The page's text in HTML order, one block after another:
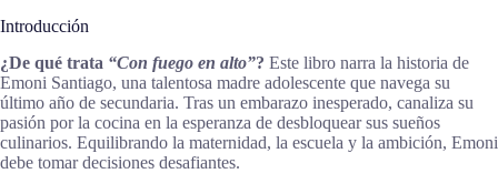
Introducción
¿De qué trata “Con fuego en alto”? Este libro narra la historia de
Emoni Santiago, una talentosa madre adolescente que navega su
último año de secundaria. Tras un embarazo inesperado, canaliza su
pasión por la cocina en la esperanza de desbloquear sus sueños
culinarios. Equilibrando la maternidad, la escuela y la ambición, Emoni
debe tomar decisiones desafiantes.